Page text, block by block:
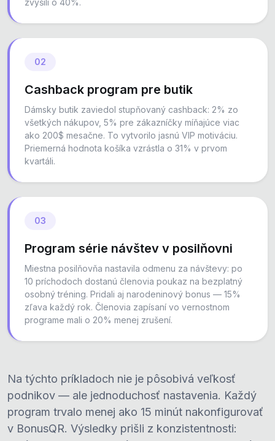
zvýšili o 40%.
02
Cashback program pre butik
Dámsky butik zaviedol stupňovaný cashback: 2% zo
všetkých nákupov, 5% pre zákazníčky míňajúce viac
ako 200$ mesačne. To vytvorilo jasnú VIP motiváciu.
Priemerná hodnota košíka vzrástla o 31% v prvom
kvartáli.
03
Program série návštev v posilňovni
Miestna posilňovňa nastavila odmenu za návštevy: po
10 príchodoch dostanú členovia poukaz na bezplatný
osobný tréning. Pridali aj narodeninový bonus — 15%
zľava každý rok. Členovia zapísaní vo vernostnom
programe mali o 20% menej zrušení.
Na týchto príkladoch nie je pôsobivá veľkosť
podnikov — ale jednoduchosť nastavenia. Každý
program trvalo menej ako 15 minút nakonfigurovať
v BonusQR. Výsledky prišli z konzistentnosti: